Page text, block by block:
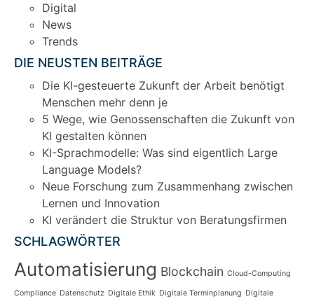
Digital
News
Trends
DIE NEUSTEN BEITRÄGE
Die KI-gesteuerte Zukunft der Arbeit benötigt
Menschen mehr denn je
5 Wege, wie Genossenschaften die Zukunft von
KI gestalten können
KI-Sprachmodelle: Was sind eigentlich Large
Language Models?
Neue Forschung zum Zusammenhang zwischen
Lernen und Innovation
KI verändert die Struktur von Beratungsfirmen
SCHLAGWÖRTER
Automatisierung Blockchain Cloud-Computing
Compliance Datenschutz Digitale Ethik Digitale Terminplanung Digitale